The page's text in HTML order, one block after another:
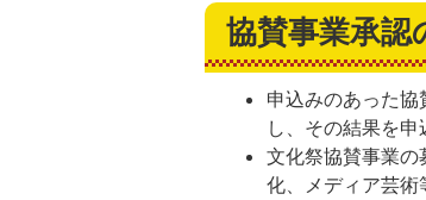
協賛事業承認
申込みのあった
し、その結果を申
文化祭協賛事業
化、メディア芸術